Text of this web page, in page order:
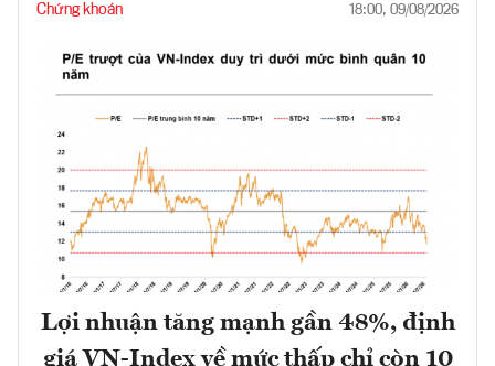
Chứng khoán 18:00, 09/08/2026
Lợi nhuận tăng mạnh gần 48%, định
giá VN-Index về mức thấp chỉ còn 10